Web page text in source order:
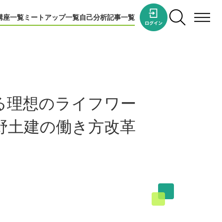
座一覧ミートアップ一覧自己分析記事一覧
理想のライフワー
土建の働き方改革